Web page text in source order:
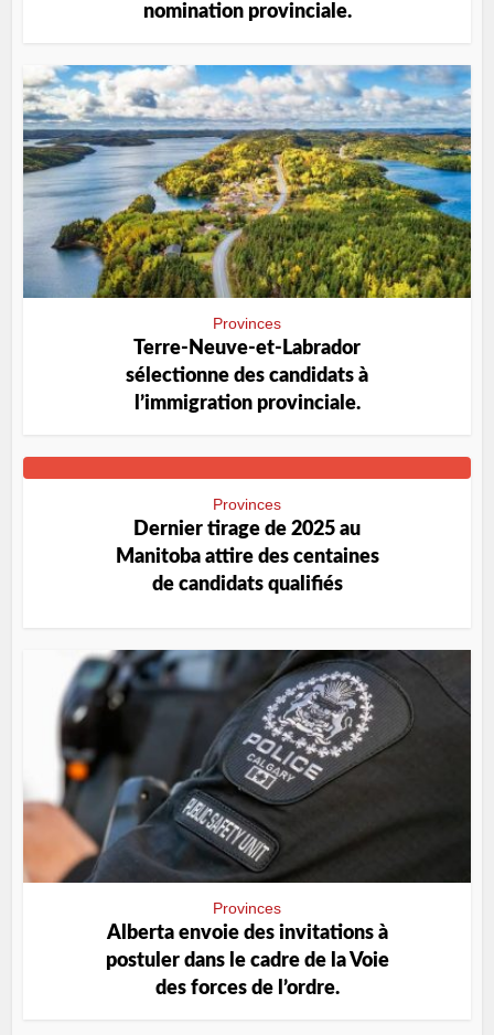
nomination provinciale.
Provinces
Terre-Neuve-et-Labrador
sélectionne des candidats à
l’immigration provinciale.
Provinces
Dernier tirage de 2025 au
Manitoba attire des centaines
de candidats qualifiés
Provinces
Alberta envoie des invitations à
postuler dans le cadre de la Voie
des forces de l’ordre.